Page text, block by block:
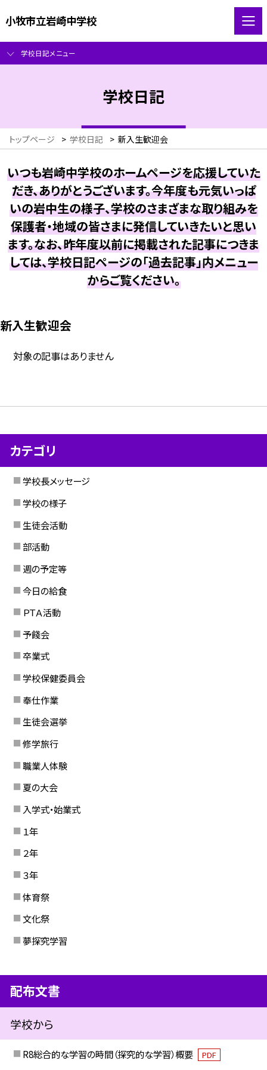
小牧市立岩崎中学校
学校日記メニュー
学校日記
トップページ > 学校日記 > 新入生歓迎会
いつも岩崎中学校のホームページを応援していた
だき、ありがとうございます。今年度も元気いっぱ
いの岩中生の様子、学校のさまざまな取り組みを
保護者・地域の皆さまに発信していきたいと思い
ます。なお、昨年度以前に掲載された記事につきま
しては、学校日記ページの「過去記事」内メニュー
からご覧ください。
新入生歓迎会
対象の記事はありません
カテゴリ
学校長メッセージ
学校の様子
生徒会活動
部活動
週の予定等
今日の給食
ＰＴＡ活動
予餞会
卒業式
学校保健委員会
奉仕作業
生徒会選挙
修学旅行
職業人体験
夏の大会
入学式・始業式
１年
２年
３年
体育祭
文化祭
夢探究学習
配布文書
学校から
R8総合的な学習の時間（探究的な学習）概要 PDF